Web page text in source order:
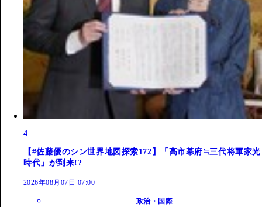
4
【#佐藤優のシン世界地図探索172】「高市幕府≒三代将軍家光
時代」が到来!?
2026年08月07日 07:00
政治・国際